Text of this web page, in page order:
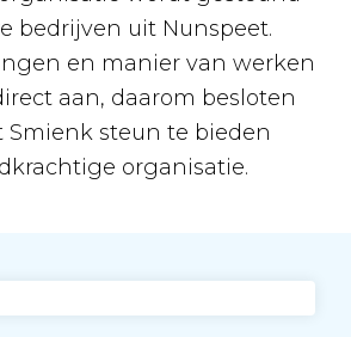
bedrijven uit Nunspeet.
en manier van werken
aan, daarom besloten
Smienk steun te bieden
organisatie.